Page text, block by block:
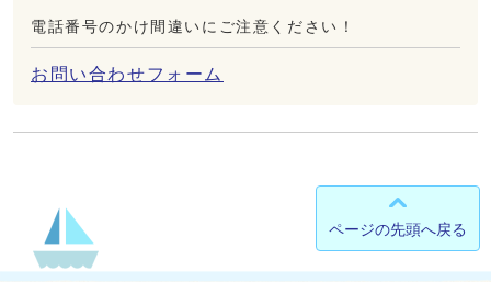
電話番号のかけ間違いにご注意ください！
お問い合わせフォーム
ページの先頭へ戻る